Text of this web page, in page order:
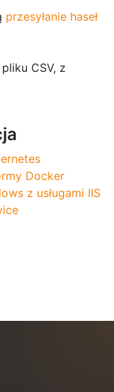
przesyłanie haseł
CSV, z
Docker
z usługami IIS